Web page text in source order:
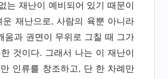
재난이 예비되어 있기 때문이
재난으로, 사람의 육뿐 아니라
움과 권면이 무위로 그칠 때 그가
것이다. 그래서 나는 이 재난이
인류를 창조하고, 단 한 차례만